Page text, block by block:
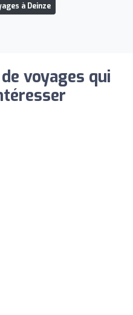
à Deinze
voyages qui